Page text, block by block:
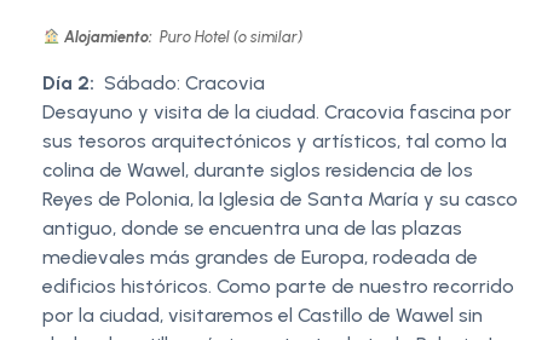
Alojamiento: Puro Hotel (o similar)
Día 2: Sábado: Cracovia
Desayuno y visita de la ciudad. Cracovia fascina por
sus tesoros arquitectónicos y artísticos, tal como la
colina de Wawel, durante siglos residencia de los
Reyes de Polonia, la Iglesia de Santa María y su casco
antiguo, donde se encuentra una de las plazas
medievales más grandes de Europa, rodeada de
edificios históricos. Como parte de nuestro recorrido
por la ciudad, visitaremos el Castillo de Wawel sin